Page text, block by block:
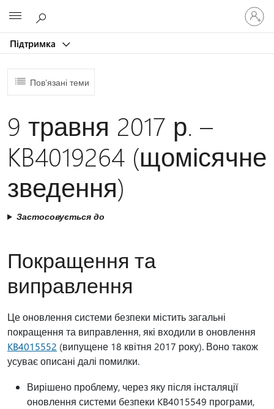
Підтримка
Увійдіть
свій
запис
Пов’язані теми
9 травня 2017 р. –
KB4019264 (щомісячне
зведення)
Застосовується до
Покращення та
виправлення
Це оновлення системи безпеки містить загальні
покращення та виправлення, які входили в оновлення
KB4015552 (випущене 18 квітня 2017 року). Воно також
усуває описані далі помилки.
Вирішено проблему, через яку після інсталяції
оновлення системи безпеки KB4015549 програми,